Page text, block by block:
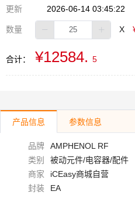
更新
2026-06-14 03:45:22
数量 X
合计： ¥12584. 5
产品信息 参数信息
品牌
AMPHENOL RF
类别
被动元件/电容器/配件
商家
iCEasy商城自营
封装
EA